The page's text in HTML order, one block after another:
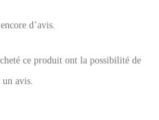
d’avis.
ce produit ont la possibilité de
un avis.